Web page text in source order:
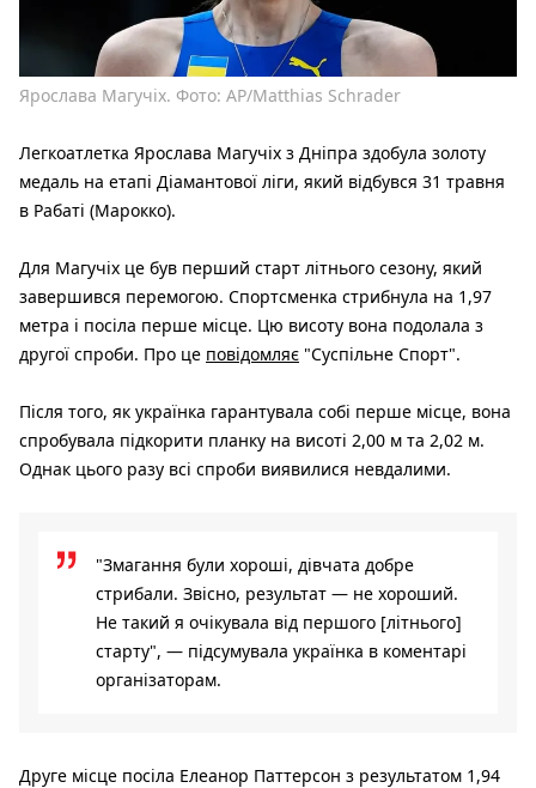
Ярослава Магучіх. Фото: AP/Matthias Schrader
Легкоатлетка Ярослава Магучіх з Дніпра здобула золоту
медаль на етапі Діамантової ліги, який відбувся 31 травня
в Рабаті (Марокко).
Для Магучіх це був перший старт літнього сезону, який
завершився перемогою. Спортсменка стрибнула на 1,97
метра і посіла перше місце. Цю висоту вона подолала з
другої спроби. Про це повідомляє "Суспільне Спорт".
Після того, як українка гарантувала собі перше місце, вона
спробувала підкорити планку на висоті 2,00 м та 2,02 м.
Однак цього разу всі спроби виявилися невдалими.
"Змагання були хороші, дівчата добре
стрибали. Звісно, результат — не хороший.
Не такий я очікувала від першого [літнього]
старту", — підсумувала українка в коментарі
організаторам.
Друге місце посіла Елеанор Паттерсон з результатом 1,94